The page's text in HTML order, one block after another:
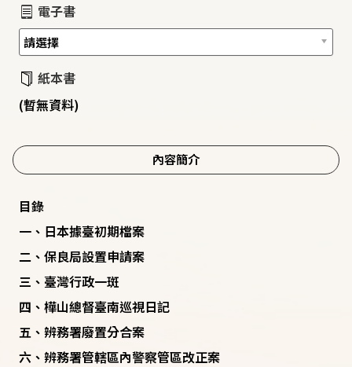
電子書
紙本書
(暫無資料)
內容簡介
目錄
一、日本據臺初期檔案
二、保良局設置申請案
三、臺灣行政一斑
四、樺山總督臺南巡視日記
五、辨務署廢置分合案
六、辨務署管轄區內警察管區改正案